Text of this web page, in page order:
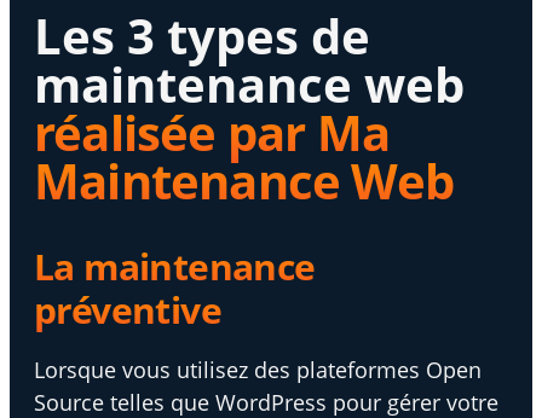
Les 3 types de
maintenance web
réalisée par Ma
Maintenance Web
La maintenance
préventive
Lorsque vous utilisez des plateformes Open
Source telles que WordPress pour gérer votre